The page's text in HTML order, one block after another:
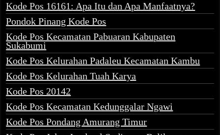
Kode Pos 16161: Apa Itu dan Apa Manfaatnya?
Pondok Pinang Kode Pos
Kode Pos Kecamatan Pabuaran Kabupaten
Sukabumi
Kode Pos Kelurahan Padaleu Kecamatan Kambu
Kode Pos Kelurahan Tuah Karya
Kode Pos 20142
Kode Pos Kecamatan Kedunggalar Ngawi
Kode Pos Pondang Amurang Timur